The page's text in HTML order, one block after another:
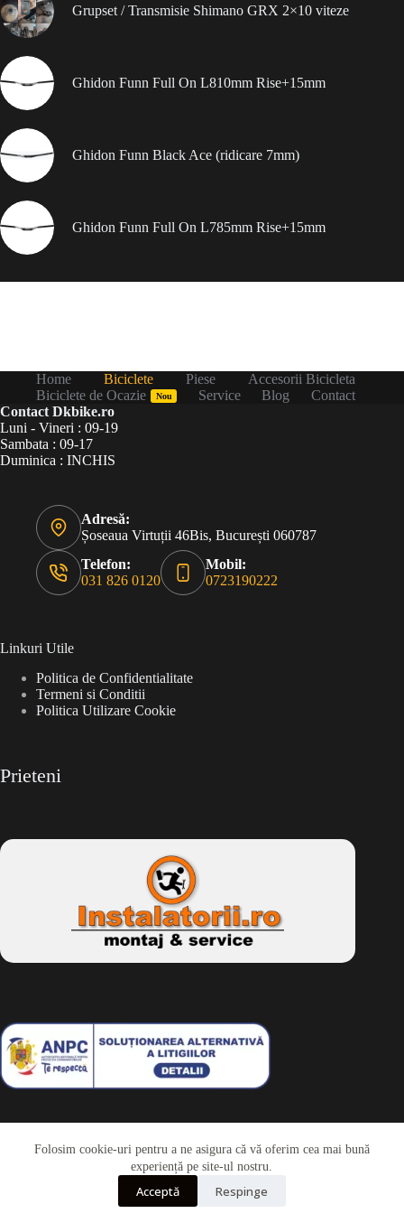
Folosim cookie-uri pentru a ne asigura că vă oferim cea mai bună
experiență pe site-ul nostru.
Acceptă Respinge
Grupset / Transmisie Shimano GRX 2×10 viteze
Ghidon Funn Full On L810mm Rise+15mm
Ghidon Funn Black Ace (ridicare 7mm)
Ghidon Funn Full On L785mm Rise+15mm
Home Biciclete Piese
Accesorii Bicicleta
Biciclete de Ocazie
Nou Service Blog
Contact
Contact Dkbike.ro
Luni - Vineri : 09-19
Sambata : 09-17
Duminica : INCHIS
Adresă:
Șoseaua Virtuții 46Bis, București 060787
Telefon:
031 826 0120
Mobil:
0723190222
Linkuri Utile
Politica de Confidentialitate
Termeni si Conditii
Politica Utilizare Cookie
Prieteni
Drepturi de autor © 2026 - Dkbike.ropowered by